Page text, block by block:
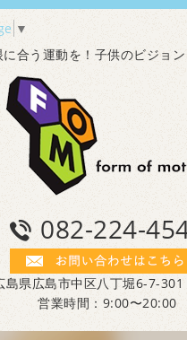
▼
に合う運動を！子供のビジョ
082-224-
県広島市中区八丁堀6-7-301
営業時間：9:00〜20:00